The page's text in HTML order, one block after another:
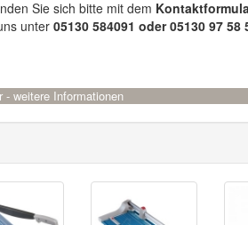
Sie sich bitte mit dem
unter 05130 584091 oder 05130 97 58
- weitere Informationen